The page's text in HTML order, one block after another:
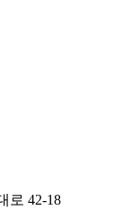
로 42-18